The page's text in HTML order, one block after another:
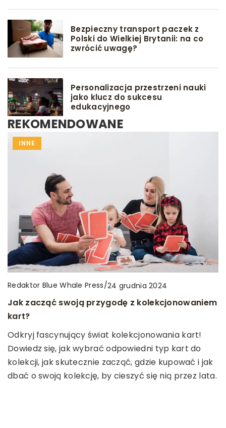
Bezpieczny transport paczek z
Polski do Wielkiej Brytanii: na co
zwrócić uwagę?
Personalizacja przestrzeni nauki
jako klucz do sukcesu
edukacyjnego
REKOMENDOWANE
WYPOSAŻENIE PLACÓWEK DYDAKTYCZNYCH
Redaktor Blue Whale Press/9 maja 2026
Przekształcanie tradycyjnych klas w
interaktywne przestrzenie edukacyjne.
Odkryj, jak nowoczesna technologia zmienia
tradycyjne podejście do nauczania,
przekształcając sale lekcyjne w kreatywne i
interaktywne przestrzenie, które angażują uczniów
WYPOSAŻENIE PLACÓWEK DYDAKTYCZNYCH
Redaktor Blue Whale Press/10 stycznia 2025
Kluczowe aspekty tworzenia inspirującego
środowiska edukacyjnego
Dowiedz się, jak kształtować atmosferę sprzyjającą
rozwojowi uczniów, tworząc kreatywne i
wspierające środowisko edukacyjne.
INNE
Redaktor Blue Whale Press/24 grudnia 2024
Jak zacząć swoją przygodę z kolekcjonowaniem
kart?
Odkryj fascynujący świat kolekcjonowania kart!
Dowiedz się, jak wybrać odpowiedni typ kart do
kolekcji, jak skutecznie zacząć, gdzie kupować i jak
dbać o swoją kolekcję, by cieszyć się nią przez lata.